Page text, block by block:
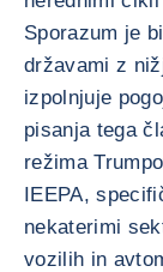
Sporazum je
državami z
izpolnjuje
pisanja tega
režima
IEEPA,
nekaterimi
vozilih in